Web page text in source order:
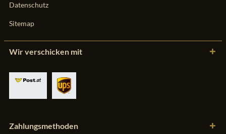
Datenschutz
Sitemap
Wir verschicken mit
Zahlungsmethoden